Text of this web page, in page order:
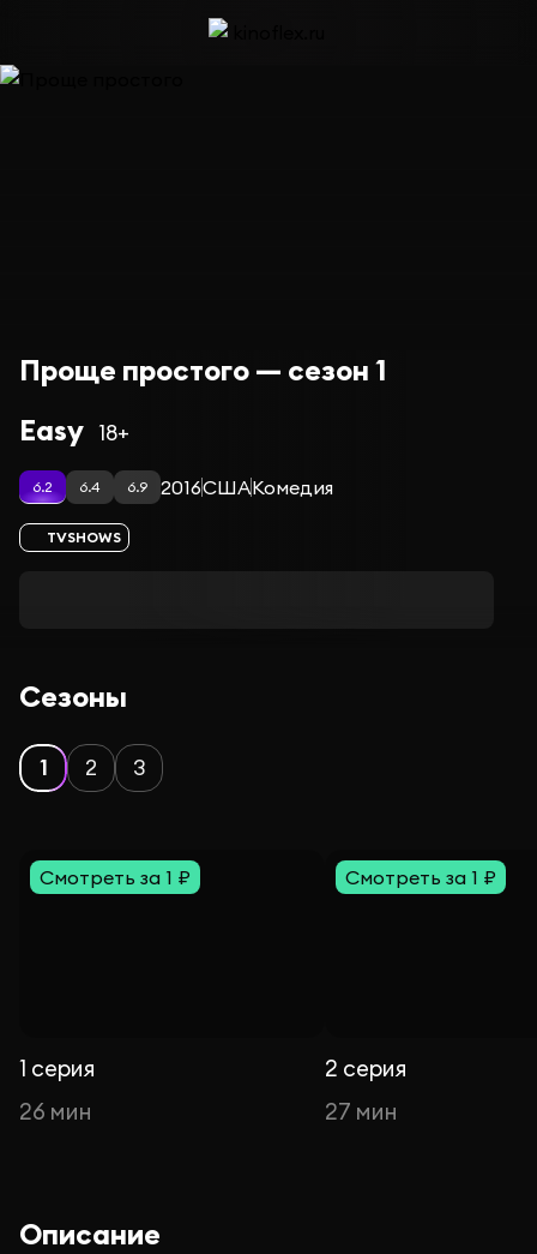
Проще простого — сезон 1
Easy 18+
6.2 6.4 6.9 2016СШАКомедия
TVSHOWS
Сезоны
1 2 3
Смотреть за 1 ₽
1 серия
26 мин
Смотреть за 1 ₽
2 серия
27 мин
Описание